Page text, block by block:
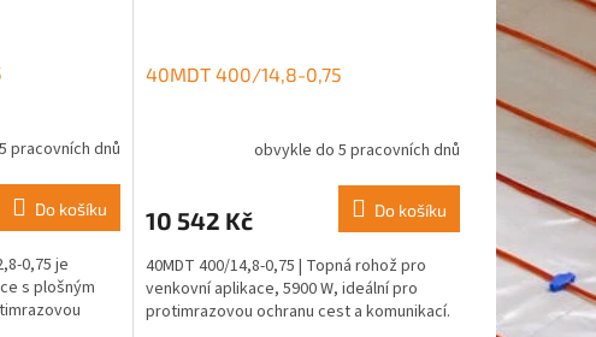
pracovních dnů
Do košíku
0,75 je
s plošným
40MDT 400/14,8-0,75
obvykle do 5 pracovních dnů
10 542 Kč Do košíku
40MDT 400/14,8-0,75 | Topná rohož pro
venkovní aplikace, 5900 W, ideální pro
protimrazovou ochranu cest a komunikací.